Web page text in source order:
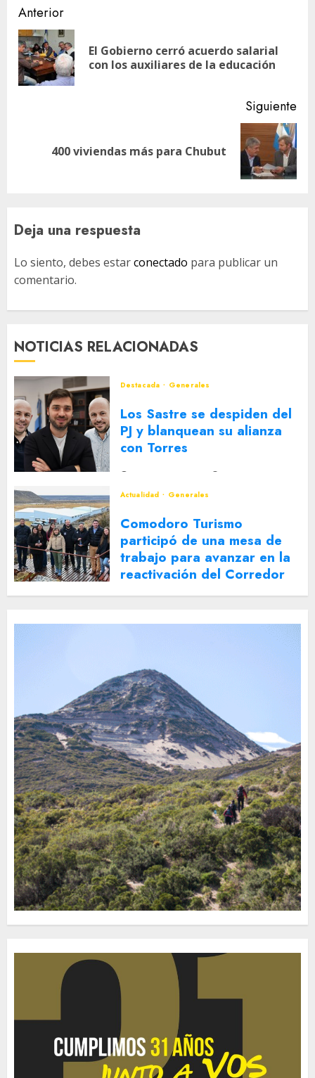
Navegación
de
entradas
Anterior
El Gobierno cerró acuerdo salarial
con los auxiliares de la educación
Siguiente
Siguiente400 viviendas más para Chubut
Deja una respuesta
Lo siento, debes estarconectado para publicar un
comentario.
NOTICIAS RELACIONADAS
Destacada Generales
Los Sastre se despiden del
PJ y blanquean su alianza
con Torres
Actualidad
Generales
Comodoro Turismo
participó de una mesa de
trabajo para avanzar en la
reactivación del Corredor
Turístico Integrado